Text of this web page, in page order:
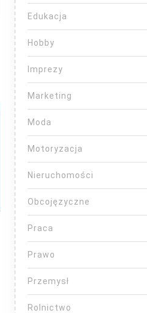
Edukacja
Hobby
Imprezy
Marketing
Moda
Motoryzacja
Nieruchomości
Obcojęzyczne
Praca
Prawo
Przemysł
Rolnictwo